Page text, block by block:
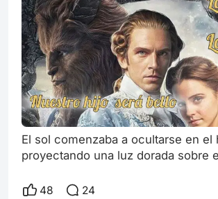
El sol comenzaba a ocultarse en el
proyectando una luz dorada sobre
conducido por el mayordomo de
48 24